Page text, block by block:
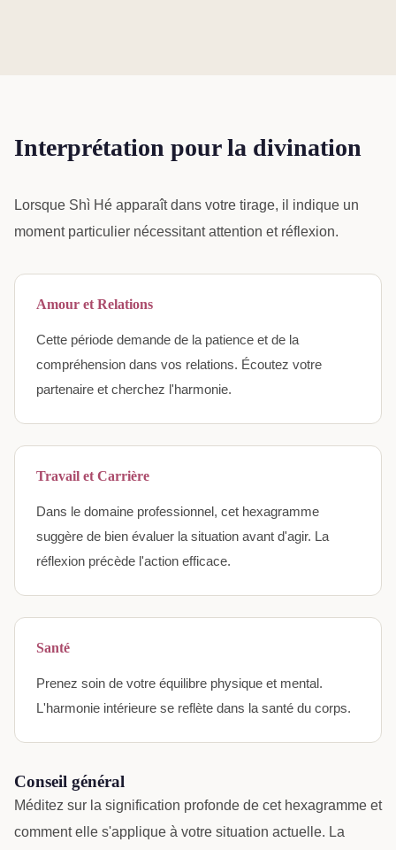
Interprétation pour la divination
Lorsque Shì Hé apparaît dans votre tirage, il indique un
moment particulier nécessitant attention et réflexion.
Amour et Relations
Cette période demande de la patience et de la
compréhension dans vos relations. Écoutez votre
partenaire et cherchez l'harmonie.
Travail et Carrière
Dans le domaine professionnel, cet hexagramme
suggère de bien évaluer la situation avant d'agir. La
réflexion précède l'action efficace.
Santé
Prenez soin de votre équilibre physique et mental.
L'harmonie intérieure se reflète dans la santé du corps.
Conseil général
Méditez sur la signification profonde de cet hexagramme et
comment elle s'applique à votre situation actuelle. La